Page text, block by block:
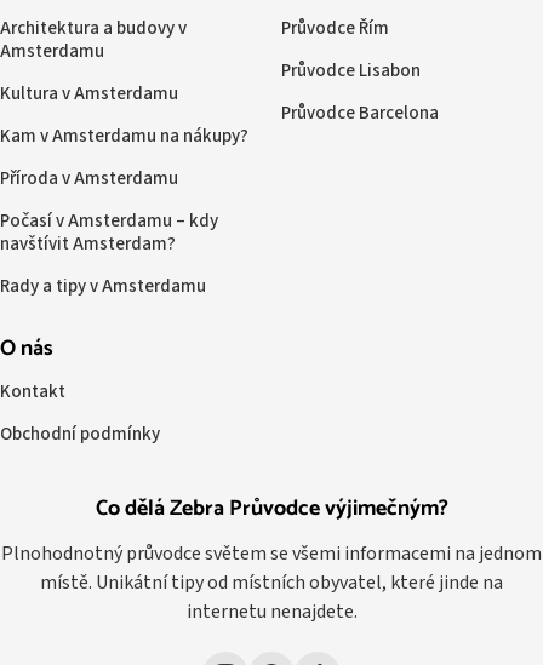
Co dělá Zebra Průvodce výjimečným?
Plnohodnotný průvodce světem se všemi informacemi na jednom
místě. Unikátní tipy od místních obyvatel, které jinde na
internetu nenajdete.
Architektura a budovy v
Amsterdamu
Kultura v Amsterdamu
Kam v Amsterdamu na nákupy?
Příroda v Amsterdamu
Počasí v Amsterdamu – kdy
navštívit Amsterdam?
Rady a tipy v Amsterdamu
Průvodce Řím
Průvodce Lisabon
Průvodce Barcelona
O nás
Kontakt
Obchodní podmínky